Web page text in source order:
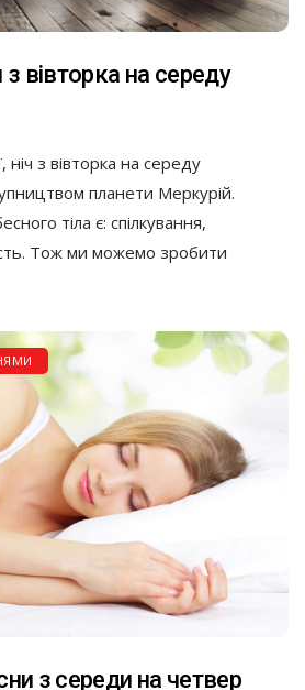
вівторка на середу
ніч з вівторка на середу
планети Меркурій.
тіла є: спілкування,
Тож ми можемо зробити
з середи на четвер